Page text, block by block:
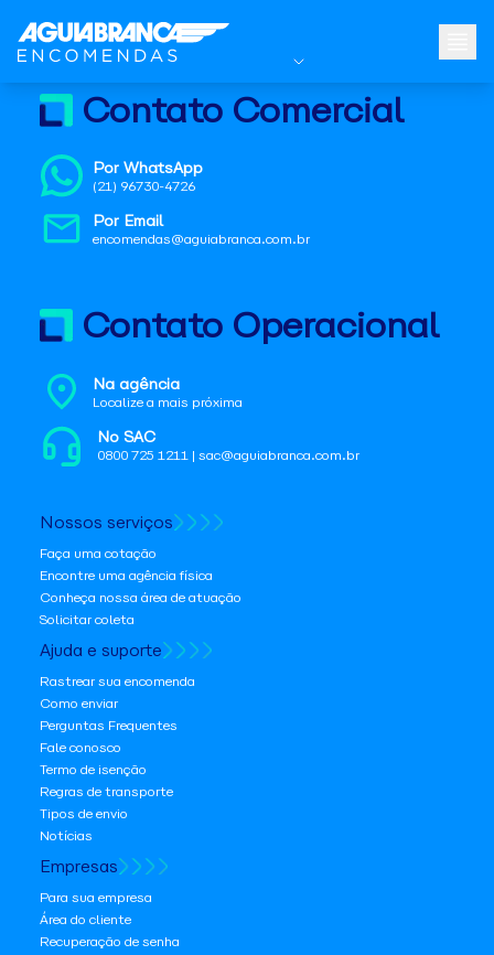
Contato Comercial
Por WhatsApp
(21) 96730-4726
Por Email
encomendas@aguiabranca.com.br
Contato Operacional
Na agência
Localize a mais próxima
No SAC
0800 725 1211 | sac@aguiabranca.com.br
Nossos serviços
Faça uma cotação
Encontre uma agência física
Conheça nossa área de atuação
Solicitar coleta
Ajuda e suporte
Rastrear sua encomenda
Como enviar
Perguntas Frequentes
Fale conosco
Termo de isenção
Regras de transporte
Tipos de envio
Notícias
Empresas
Para sua empresa
Área do cliente
Recuperação de senha